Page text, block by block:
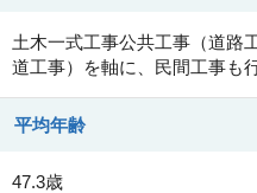
土木一式工事公共工事（道路
道工事）を軸に、民間工事も
平均年齢
47.3歳